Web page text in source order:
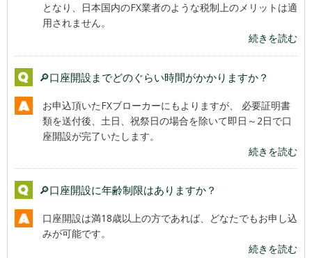
となり、日本国内のFX業者のような税制上のメリットは適
用されません。
続きを読む
🔎口座開設までどのぐらい時間がかかりますか？
お申込頂いたFXブローカーにもよりますが、 必要証明書
類を送付後、土日、祝祭日の場合を除いて即日～2日で口
座開設が完了いたします。
続きを読む
🔎口座開設に年齢制限はありますか？
口座開設は満18歳以上の方であれば、どなたでもお申し込
みが可能です。
続きを読む